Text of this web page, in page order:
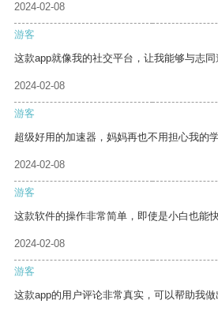
2024-02-08
游客
这款app就像我的社交平台，让我能够与志同
2024-02-08
游客
超级好用的加速器，妈妈再也不用担心我的
2024-02-08
游客
这款软件的操作非常简单，即使是小白也能快
2024-02-08
游客
这款app的用户评论非常真实，可以帮助我做